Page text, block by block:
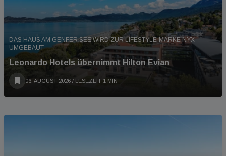
DAS HAUS AM GENFER SEE WIRD ZUR LIFESTYLE-MARKE NYX
UMGEBAUT
Leonardo Hotels übernimmt Hilton Evian
06. AUGUST 2026 / LESEZEIT 1 MIN